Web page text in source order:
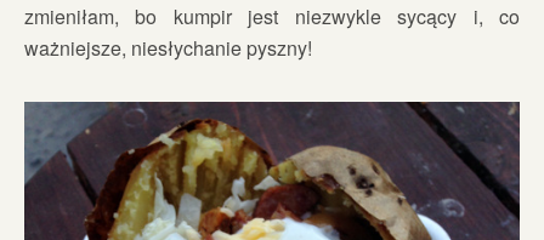
zmieniłam, bo kumpir jest niezwykle sycący i, co
ważniejsze, niesłychanie pyszny!